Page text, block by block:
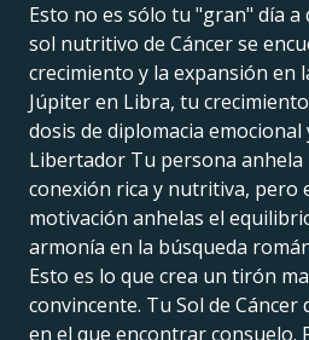
Esto no es sólo tu "gran" día a
sol nutritivo de Cáncer se
crecimiento y la expansión en
Júpiter en Libra, tu
dosis de diplomacia emocional
Libertador Tu persona anhela
conexión rica y nutritiva, pero
motivación anhelas el
armonía en la búsqueda
Esto es lo que crea un tirón
convincente. Tu Sol de Cáncer
en el que encontrar consuelo.